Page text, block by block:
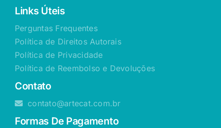
Links Úteis
Perguntas Frequentes
Política de Direitos Autorais
Política de Privacidade
Política de Reembolso e Devoluções
Contato
contato@artecat.com.br
Formas De Pagamento